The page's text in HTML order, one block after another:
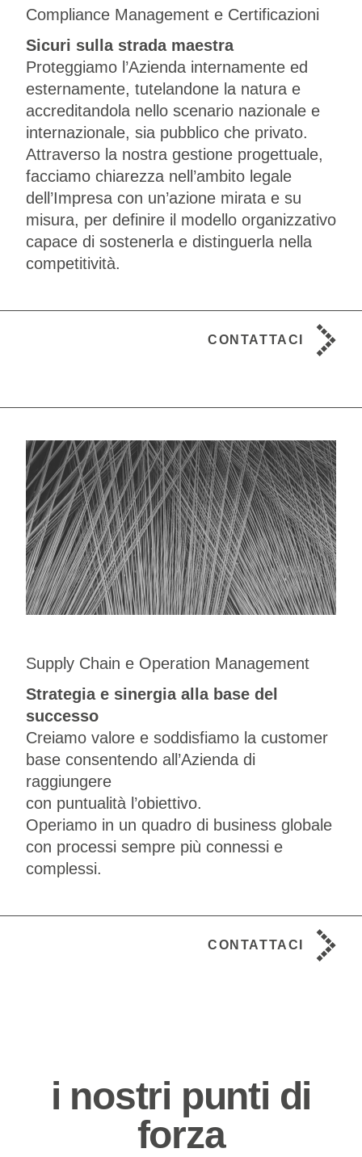
Compliance Management e Certificazioni
Sicuri sulla strada maestra
Proteggiamo l’Azienda internamente ed
esternamente, tutelandone la natura e
accreditandola nello scenario nazionale e
internazionale, sia pubblico che privato.
Attraverso la nostra gestione progettuale,
facciamo chiarezza nell’ambito legale
dell’Impresa con un’azione mirata e su
misura, per definire il modello organizzativo
capace di sostenerla e distinguerla nella
competitività.
CONTATTACI
Supply Chain e Operation Management
Strategia e sinergia alla base del
successo
Creiamo valore e soddisfiamo la customer
base consentendo all’Azienda di
raggiungere
con puntualità l’obiettivo.
Operiamo in un quadro di business globale
con processi sempre più connessi e
complessi.
CONTATTACI
i nostri punti di
forza